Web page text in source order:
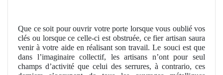
Que ce soit pour ouvrir votre porte lorsque vous oublié vos
clés ou lorsque ce celle-ci est obstruée, ce fier artisan saura
venir à votre aide en réalisant son travail. Le souci est que
dans l’imaginaire collectif, les artisans n’ont pour seul
champs d’activité que celui des serrures, à contrario, ces